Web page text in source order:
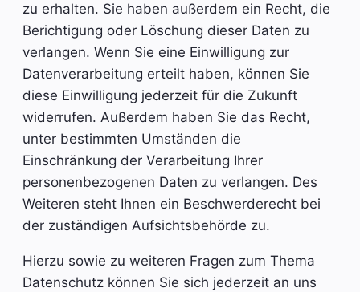
zu erhalten. Sie haben außerdem ein Recht, die
Berichtigung oder Löschung dieser Daten zu
verlangen. Wenn Sie eine Einwilligung zur
Datenverarbeitung erteilt haben, können Sie
diese Einwilligung jederzeit für die Zukunft
widerrufen. Außerdem haben Sie das Recht,
unter bestimmten Umständen die
Einschränkung der Verarbeitung Ihrer
personenbezogenen Daten zu verlangen. Des
Weiteren steht Ihnen ein Beschwerderecht bei
der zuständigen Aufsichtsbehörde zu.
Hierzu sowie zu weiteren Fragen zum Thema
Datenschutz können Sie sich jederzeit an uns